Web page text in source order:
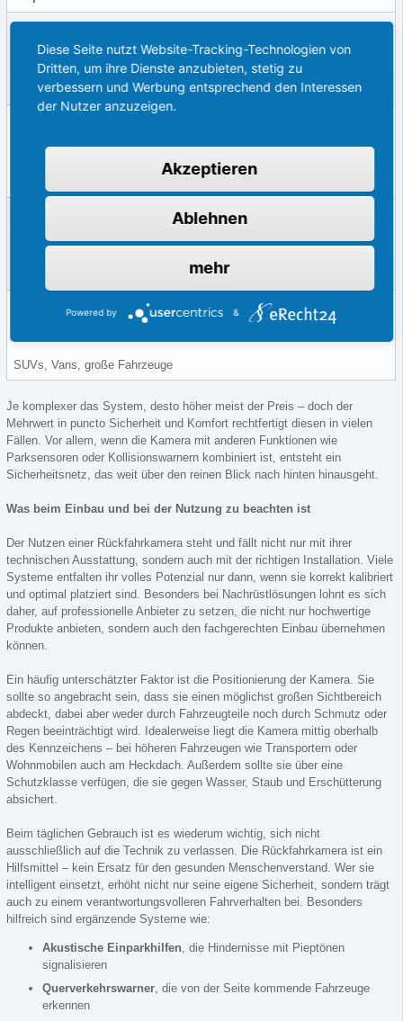
Günstig, einfach zu montieren
Kleinwagen, Wenigfahrer
Präzises Einparken durch Lenkbewegungslinien
Nachrüstbar ohne große Umbauten
360°-Kamera
SUVs, Vans, große Fahrzeuge
Je komplexer das System, desto höher meist der Preis – doch der
Mehrwert in puncto Sicherheit und Komfort rechtfertigt diesen in vielen
Fällen. Vor allem, wenn die Kamera mit anderen Funktionen wie
Parksensoren oder Kollisionswarnern kombiniert ist, entsteht ein
Sicherheitsnetz, das weit über den reinen Blick nach hinten hinausgeht.
Was beim Einbau und bei der Nutzung zu beachten ist
Der Nutzen einer Rückfahrkamera steht und fällt nicht nur mit ihrer
technischen Ausstattung, sondern auch mit der richtigen Installation. Viele
Systeme entfalten ihr volles Potenzial nur dann, wenn sie korrekt kalibriert
und optimal platziert sind. Besonders bei Nachrüstlösungen lohnt es sich
daher, auf professionelle Anbieter zu setzen, die nicht nur hochwertige
Produkte anbieten, sondern auch den fachgerechten Einbau übernehmen
können.
Ein häufig unterschätzter Faktor ist die Positionierung der Kamera. Sie
sollte so angebracht sein, dass sie einen möglichst großen Sichtbereich
abdeckt, dabei aber weder durch Fahrzeugteile noch durch Schmutz oder
Regen beeinträchtigt wird. Idealerweise liegt die Kamera mittig oberhalb
des Kennzeichens – bei höheren Fahrzeugen wie Transportern oder
Wohnmobilen auch am Heckdach. Außerdem sollte sie über eine
Schutzklasse verfügen, die sie gegen Wasser, Staub und Erschütterung
absichert.
Beim täglichen Gebrauch ist es wiederum wichtig, sich nicht
ausschließlich auf die Technik zu verlassen. Die Rückfahrkamera ist ein
Hilfsmittel – kein Ersatz für den gesunden Menschenverstand. Wer sie
intelligent einsetzt, erhöht nicht nur seine eigene Sicherheit, sondern trägt
auch zu einem verantwortungsvolleren Fahrverhalten bei. Besonders
hilfreich sind ergänzende Systeme wie:
Akustische Einparkhilfen, die Hindernisse mit Pieptönen
signalisieren
Querverkehrswarner, die von der Seite kommende Fahrzeuge
erkennen
Diese Seite nutzt Website-Tracking-Technologien von
Dritten, um ihre Dienste anzubieten, stetig zu
verbessern und Werbung entsprechend den Interessen
der Nutzer anzuzeigen.
Akzeptieren
Ablehnen
mehr
Powered by &